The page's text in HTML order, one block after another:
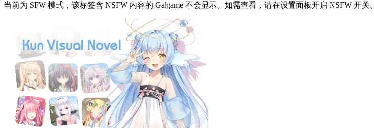
当前为 SFW 模式，该标签含 NSFW 内容的 Galgame 不会显示。如需查看，请在设置面板开启 NSFW 开关。